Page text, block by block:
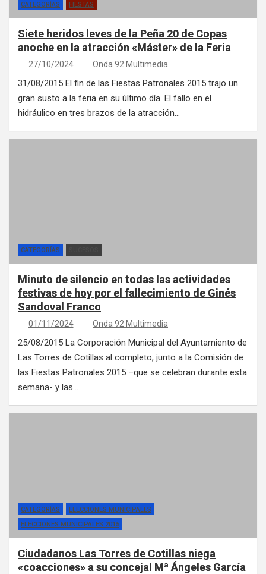
CATEGORÍAS FIESTAS
Siete heridos leves de la Peña 20 de Copas
anoche en la atracción «Máster» de la Feria
27/10/2024 Onda 92 Multimedia
31/08/2015 El fin de las Fiestas Patronales 2015 trajo un
gran susto a la feria en su último día. El fallo en el
hidráulico en tres brazos de la atracción…
CATEGORÍAS
Minuto de silencio en todas las actividades
festivas de hoy por el fallecimiento de Ginés
Sandoval Franco
01/11/2024 Onda 92 Multimedia
25/08/2015 La Corporación Municipal del Ayuntamiento de
Las Torres de Cotillas al completo, junto a la Comisión de
las Fiestas Patronales 2015 –que se celebran durante esta
semana- y las…
CATEGORÍAS
ELECCIONES MUNICIPALES
ELECCIONES MUNICIPALES 2015
Ciudadanos Las Torres de Cotillas niega
«coacciones» a su concejal Mª Ángeles García